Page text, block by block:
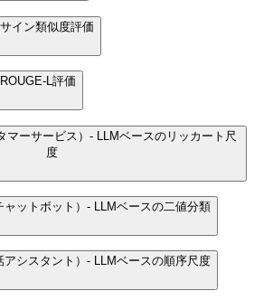
イン類似度評価
L評価
マーサービス）- LLMベースのリッカート尺
度
ットボット）- LLMベースの二値分類
アシスタント）- LLMベースの順序尺度